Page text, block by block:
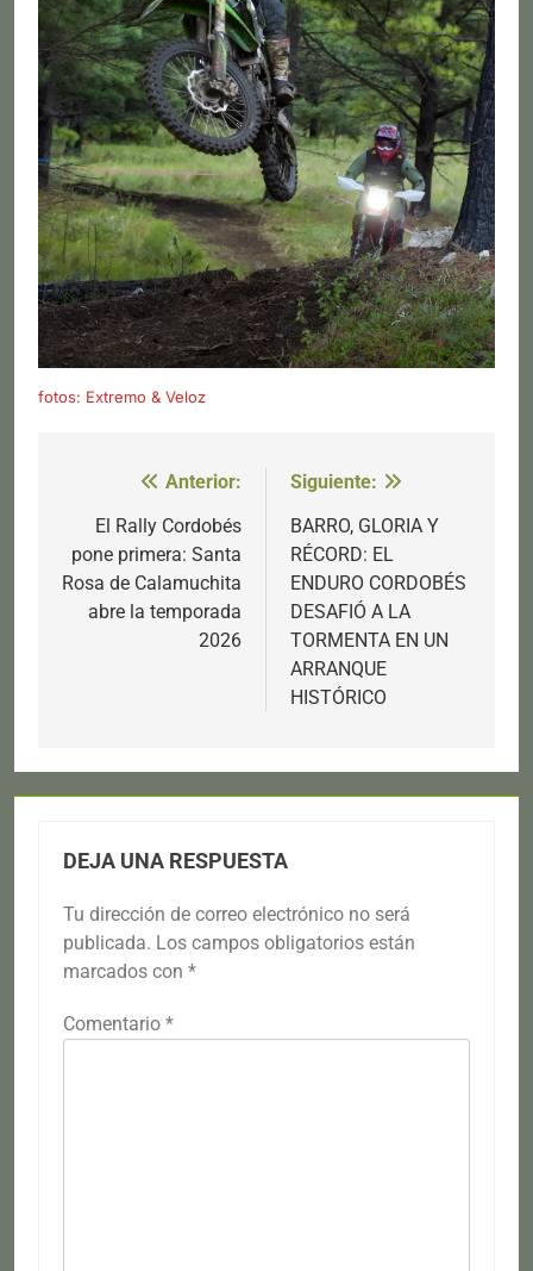
fotos: Extremo & Veloz
Navegación
entradas
Anterior:
El Rally Cordobés
pone primera: Santa
Rosa de Calamuchita
abre la temporada
2026
Siguiente:
BARRO, GLORIA Y
RÉCORD: EL
ENDURO CORDOBÉS
DESAFIÓ A LA
TORMENTA EN UN
ARRANQUE
HISTÓRICO
DEJA UNA RESPUESTA
Tu dirección de correo electrónico no será
publicada. Los campos obligatorios están
marcados con *
Comentario *